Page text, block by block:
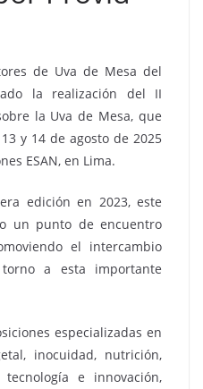
de Uva de Mesa del
la realización del II
la Uva de Mesa, que
y 14 de agosto de 2025
ESAN, en Lima.
edición en 2023, este
un punto de encuentro
el intercambio
a esta importante
especializadas en
inocuidad, nutrición,
e innovación,